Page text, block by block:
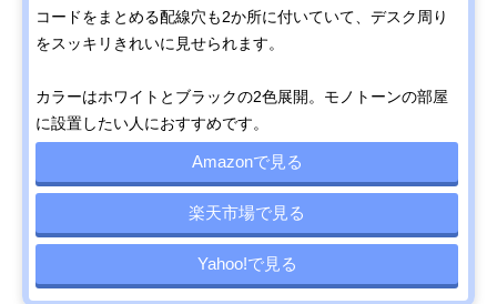
コードをまとめる配線穴も2か所に付いていて、デスク周り
をスッキリきれいに見せられます。
カラーはホワイトとブラックの2色展開。モノトーンの部屋
に設置したい人におすすめです。
Amazonで見る
楽天市場で見る
Yahoo!で見る